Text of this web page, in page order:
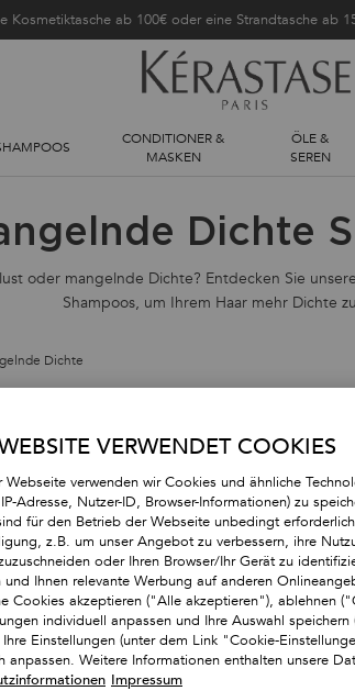
Kosmetiktasche ab 100€ oder eine Strandtasche ab
CONDITIONER &
MASKEN
ÖLE &
SEREN
Dichte
oder mangelnde Dichte? Entdecken Sie
Shampoos, um Ihrem Haar mehr Dichte
Dichte
BESTSELLER
VERWENDET COOKIES
Webseite verwenden wir Cookies und ähnliche
Adresse, Nutzer-ID, Browser-Informationen) zu
für den Betrieb der Webseite unbedingt
z.B. um unser Angebot zu verbessern, ihre
oder Ihren Browser/Ihr Gerät zu
und Ihnen relevante Werbung auf anderen
Cookies akzeptieren ("Alle akzeptieren"), ablehnen
individuell anpassen und Ihre Auswahl
Ihre Einstellungen (unter dem Link "Cookie-
anpassen. Weitere Informationen enthalten unsere
Impressum